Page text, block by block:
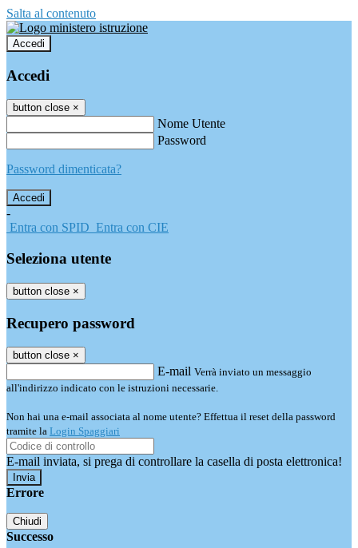
Salta al contenuto
Accedi
Accedi
button close ×
Nome Utente
Password
Password dimenticata?
-
Entra con SPID Entra con CIE
Seleziona utente
button close ×
Recupero password
button close ×
E-mail Verrà inviato un messaggio
all'indirizzo indicato con le istruzioni necessarie.
Non hai una e-mail associata al nome utente? Effettua il reset della password
tramite la Login Spaggiari
E-mail inviata, si prega di controllare la casella di posta elettronica!
Errore
Chiudi
Successo